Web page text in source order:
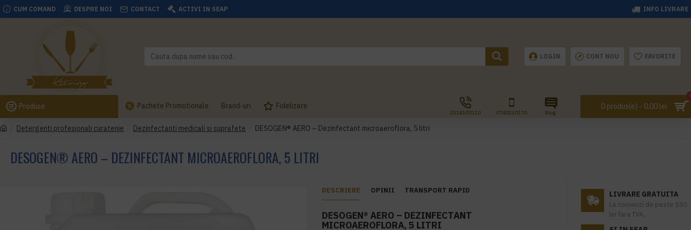
CUM COMAND DESPRE NOI CONTACT ACTIVI IN SEAP INFO LIVRARE
LOGIN CONT NOU FAVORITE
Produse Pachete Promotionale Brand-uri Fidelizare
0314100110 0740230170 Blog
0 produs(e) - 0,00 lei
Detergenti profesionali curatenie Dezinfectanti medicali si suprafete DESOGEN® AERO – Dezinfectant microaeroflora, 5 litri
DESOGEN® AERO – DEZINFECTANT MICROAEROFLORA, 5 LITRI
DESCRIERE OPINII TRANSPORT RAPID
DESOGEN® AERO – DEZINFECTANT
MICROAEROFLORA, 5 LITRI
LIVRARE GRATUITA
La comenzi de peste 550
lei fara TVA.